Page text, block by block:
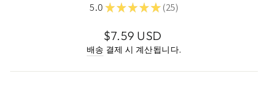
5.0 ★★★★★ 25
25
정
가
$7.59 USD
배송 결제 시 계산됩니다.